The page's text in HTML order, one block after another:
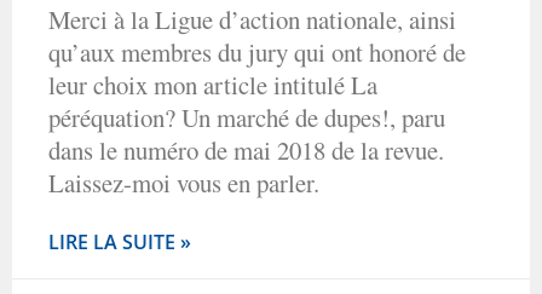
Merci à la Ligue d’action nationale, ainsi
qu’aux membres du jury qui ont honoré de
leur choix mon article intitulé La
péréquation? Un marché de dupes!, paru
dans le numéro de mai 2018 de la revue.
Laissez-moi vous en parler.
LIRE LA SUITE »